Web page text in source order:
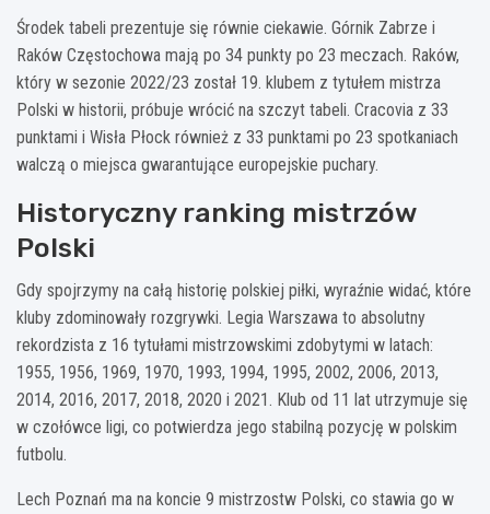
Środek tabeli prezentuje się równie ciekawie. Górnik Zabrze i
Raków Częstochowa mają po 34 punkty po 23 meczach. Raków,
który w sezonie 2022/23 został 19. klubem z tytułem mistrza
Polski w historii, próbuje wrócić na szczyt tabeli. Cracovia z 33
punktami i Wisła Płock również z 33 punktami po 23 spotkaniach
walczą o miejsca gwarantujące europejskie puchary.
Historyczny ranking mistrzów
Polski
Gdy spojrzymy na całą historię polskiej piłki, wyraźnie widać, które
kluby zdominowały rozgrywki. Legia Warszawa to absolutny
rekordzista z 16 tytułami mistrzowskimi zdobytymi w latach:
1955, 1956, 1969, 1970, 1993, 1994, 1995, 2002, 2006, 2013,
2014, 2016, 2017, 2018, 2020 i 2021. Klub od 11 lat utrzymuje się
w czołówce ligi, co potwierdza jego stabilną pozycję w polskim
futbolu.
Lech Poznań ma na koncie 9 mistrzostw Polski, co stawia go w